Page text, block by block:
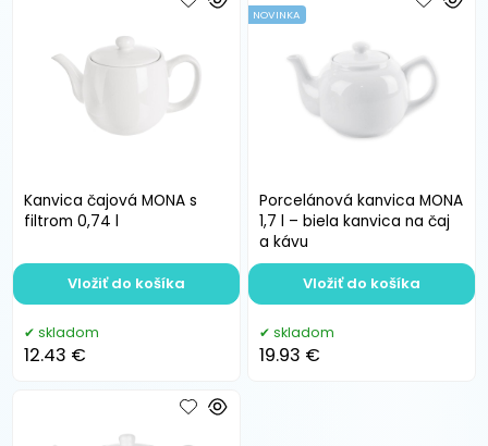
Kanvica čajová MONA s
filtrom 0,74 l
skladom
12.43 €
Vložiť do košíka
Porcelánová kanvica MONA
1,7 l – biela kanvica na čaj
a kávu
NOVINKA
skladom
19.93 €
Vložiť do košíka